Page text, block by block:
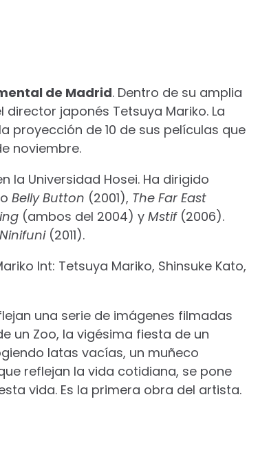
de Madrid. Dentro de su amplia
japonés Tetsuya Mariko. La
de 10 de sus películas que
noviembre.
la Universidad Hosei. Ha dirigido
Belly Button (2001), The Far East
(ambos del 2004) y Mstif(2006).
Ninifuni (2011).
Int: Tetsuya Mariko, Shinsuke Kato,
una serie de imágenes filmadas
un Zoo, la vigésima fiesta de un
latas vacías, un muñeco
reflejan la vida cotidiana, se pone
vida. Es la primera obra del artista.